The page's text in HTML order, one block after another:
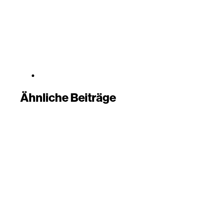
Ähnliche Beiträge